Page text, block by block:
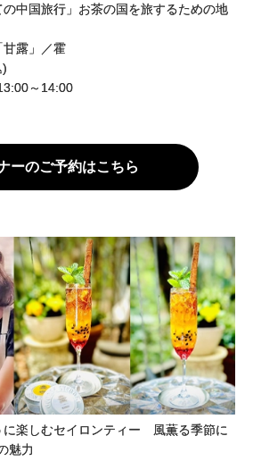
中国旅行」お茶の国を旅するための地
露」／霍
～14:00
ーのご予約はこちら
に楽しむセイロンティー 風薫る季節に
魅力